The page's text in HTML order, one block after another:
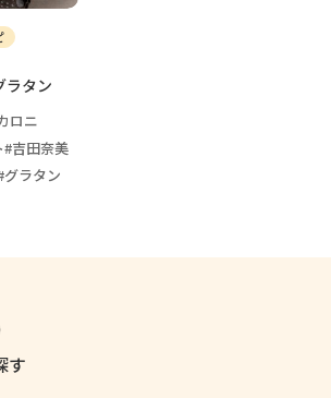
ラタン
ロニ
吉田奈美
グラタン
す